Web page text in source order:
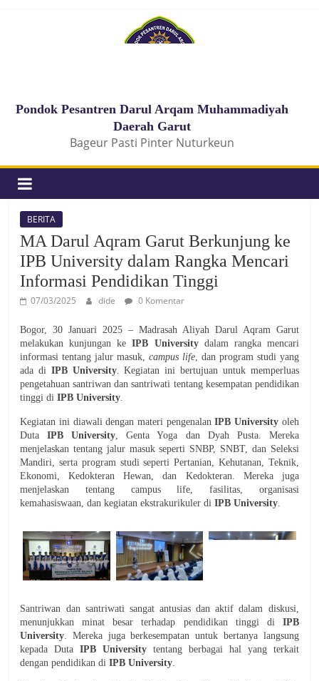
Pondok Pesantren Darul Arqam Muhammadiyah
Daerah Garut
Bageur Pasti Pinter Nuturkeun
BERITA
MA Darul Aqram Garut Berkunjung ke
IPB University dalam Rangka Mencari
Informasi Pendidikan Tinggi
07/03/2025 dide 0 Komentar
Bogor, 30 Januari 2025 – Madrasah Aliyah Darul Aqram Garut
melakukan kunjungan keIPB University dalam rangka mencari
informasi tentang jalur masuk,campus life, dan program studi yang
ada di IPB University. Kegiatan ini bertujuan untuk memperluas
pengetahuan santriwan dan santriwati tentang kesempatan pendidikan
tinggi diIPB University.
Kegiatan ini diawali dengan materi pengenalanIPB Universityoleh
DutaIPB University, Genta Yoga dan Dyah Pusta. Mereka
menjelaskan tentang jalur masuk seperti SNBP, SNBT, dan Seleksi
Mandiri, serta program studi seperti Pertanian, Kehutanan, Teknik,
Ekonomi, Kedokteran Hewan, dan Kedokteran. Mereka juga
menjelaskan tentang campus life, fasilitas, organisasi
kemahasiswaan, dan kegiatan ekstrakurikuler diIPB University.
Santriwan dan santriwati sangat antusias dan aktif dalam diskusi,
menunjukkan minat besar terhadap pendidikan tinggi di IPB
University. Mereka juga berkesempatan untuk bertanya langsung
kepada DutaIPB University tentang berbagai hal yang terkait
dengan pendidikan diIPB University.